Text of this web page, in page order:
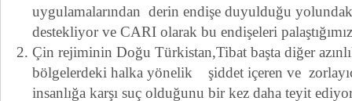
uygulamalarından derin endişe duyulduğu yolundaki
destekliyor ve CARI olarak bu endişeleri
Çin rejiminin Doğu Türkistan,Tibat başta diğer
bölgelerdeki halka yönelik şiddet içeren ve
insanlığa karşı suç olduğunu bir kez daha teyit